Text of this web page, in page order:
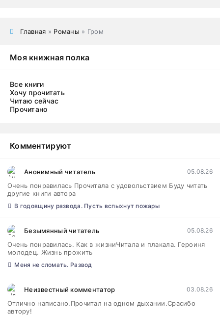
Главная » Романы » Гром
Моя книжная полка
Все книги
Хочу прочитать
Читаю сейчас
Прочитано
Комментируют
Анонимный читатель 05.08.26
Очень понравилась Прочитала с удовольствием Буду читать
другие книги автора
В годовщину развода. Пусть вспыхнут пожары
Безымянный читатель 05.08.26
Очень понравилась. Как в жизниЧитала и плакала. Героиня
молодец. Жизнь прожить
Меня не сломать. Развод
Неизвестный комментатор 03.08.26
Отлично написано.Прочитал на одном дыхании.Срасибо
автору!